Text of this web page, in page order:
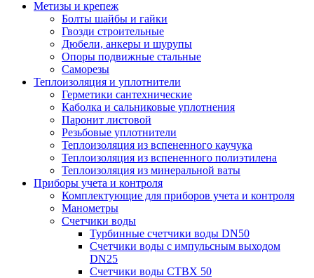
Метизы и крепеж
Болты шайбы и гайки
Гвозди строительные
Дюбели, анкеры и шурупы
Опоры подвижные стальные
Саморезы
Теплоизоляция и уплотнители
Герметики сантехнические
Каболка и сальниковые уплотнения
Паронит листовой
Резьбовые уплотнители
Теплоизоляция из вспененного каучука
Теплоизоляция из вспененного полиэтилена
Теплоизоляция из минеральной ваты
Приборы учета и контроля
Комплектующие для приборов учета и контроля
Манометры
Счетчики воды
Турбинные счетчики воды DN50
Счетчики воды с импульсным выходом
DN25
Счетчики воды СТВХ 50